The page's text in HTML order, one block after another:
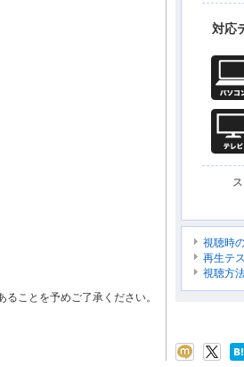
ことを予めご了承ください。
対応
視聴時
再生テ
視聴方